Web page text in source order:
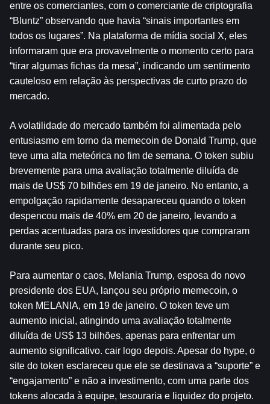
entre os comerciantes, com o comerciante de criptografia
“Bluntz” observando que havia “sinais importantes em
todos os lugares”. Na plataforma de mídia social X, eles
informaram que era provavelmente o momento certo para
“tirar algumas fichas da mesa”, indicando um sentimento
cauteloso em relação às perspectivas de curto prazo do
mercado.
A volatilidade do mercado também foi alimentada pelo
entusiasmo em torno da memecoin de Donald Trump, que
teve uma alta meteórica no fim de semana. O token subiu
brevemente para uma avaliação totalmente diluída de
mais de US$ 70 bilhões em 19 de janeiro. No entanto, a
empolgação rapidamente desapareceu quando o token
despencou mais de 40% em 20 de janeiro, levando a
perdas acentuadas para os investidores que compraram
durante seu pico.
Para aumentar o caos, Melania Trump, esposa do novo
presidente dos EUA, lançou seu próprio memecoin, o
token MELANIA, em 19 de janeiro. O token teve um
aumento inicial, atingindo uma avaliação totalmente
diluída de US$ 13 bilhões, apenas para enfrentar um
aumento significativo. cair logo depois. Apesar do hype, o
site do token esclareceu que ele se destinava a “suporte” e
“engajamento” e não a investimento, com uma parte dos
tokens alocada à equipe, tesouraria e liquidez do projeto.